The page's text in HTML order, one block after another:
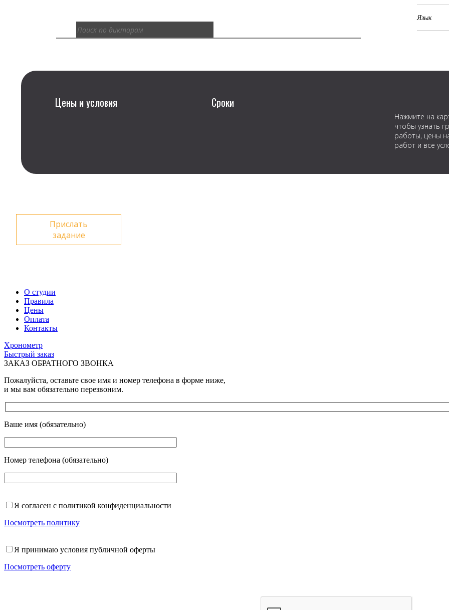
Цены и условия Сроки
Нажмите на
чтобы узнать
работы, цены
работ и все
Прислать
задание
О студии
Правила
Цены
Оплата
Контакты
Хронометр
Быстрый заказ
ЗАКАЗ ОБРАТНОГО ЗВОНКА
Пожалуйста, оставьте свое имя и номер телефона в форме ниже,
и мы вам обязательно перезвоним.
Ваше имя (обязательно)
Номер телефона (обязательно)
Я согласен с политикой конфиденциальности
Посмотреть политику
Я принимаю условия публичной оферты
Посмотреть оферту